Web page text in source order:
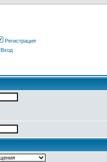
Регистрация
Вход